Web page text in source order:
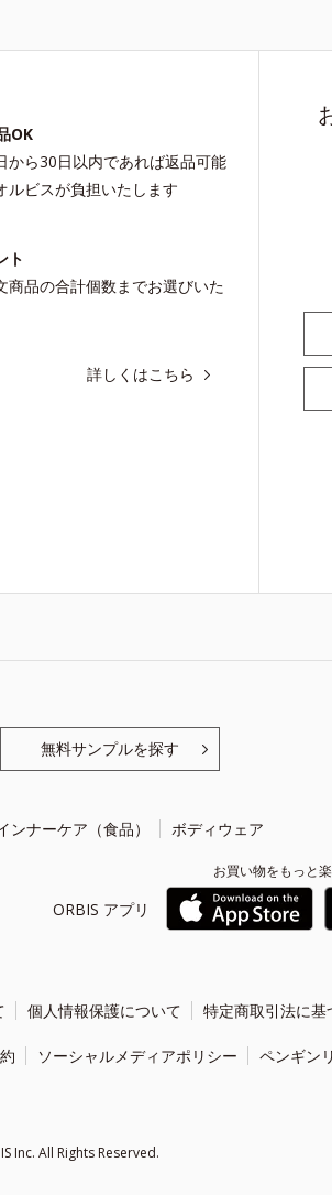
OK
から30日以内であれば返品可能
ビスが負担いたします
ト
商品の合計個数までお選びいた
詳しくはこちら
無料サンプルを探す
ンナーケア（食品） ボディウェア
ORBIS アプリ
お買い物をもっと
個人情報保護について 特定商取引法に基
ソーシャルメディアポリシー ペンギン
Inc. All Rights Reserved.